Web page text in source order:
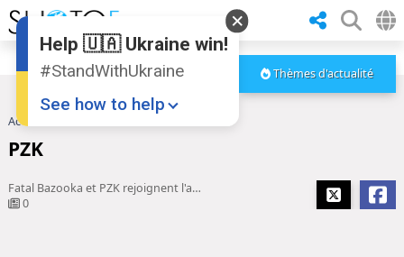
Thèmes d'actualité
Accueil
PZK
Fatal Bazooka et PZK rejoignent l'affiche du festival La Kermesse, à ...
0
Help 🇺🇦 Ukraine win!
#StandWithUkraine
See how to help